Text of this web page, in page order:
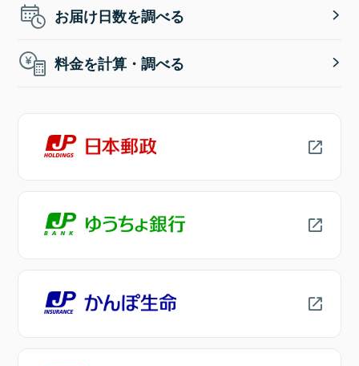
お届け日数を調べる
料金を計算・調べる